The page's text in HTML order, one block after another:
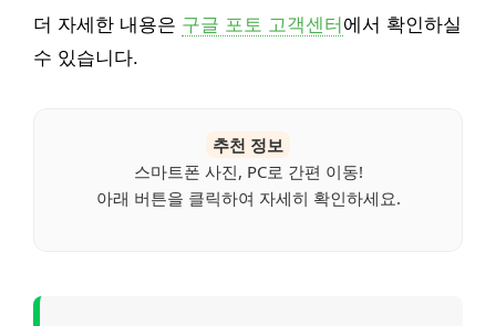
더 자세한 내용은 구글 포토 고객센터 에서 확인하실
수 있습니다.
추천 정보
스마트폰 사진, PC로 간편 이동!
아래 버튼을 클릭하여 자세히 확인하세요.